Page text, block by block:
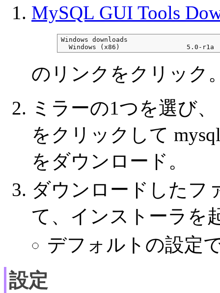
MySQL GUI Tools
Windows downloads
のリンクをクリック
ミラーの1つを選び
をクリックして
をダウンロード。
ダウンロードしたフ
て、インストーラを
デフォルトの設定
設定